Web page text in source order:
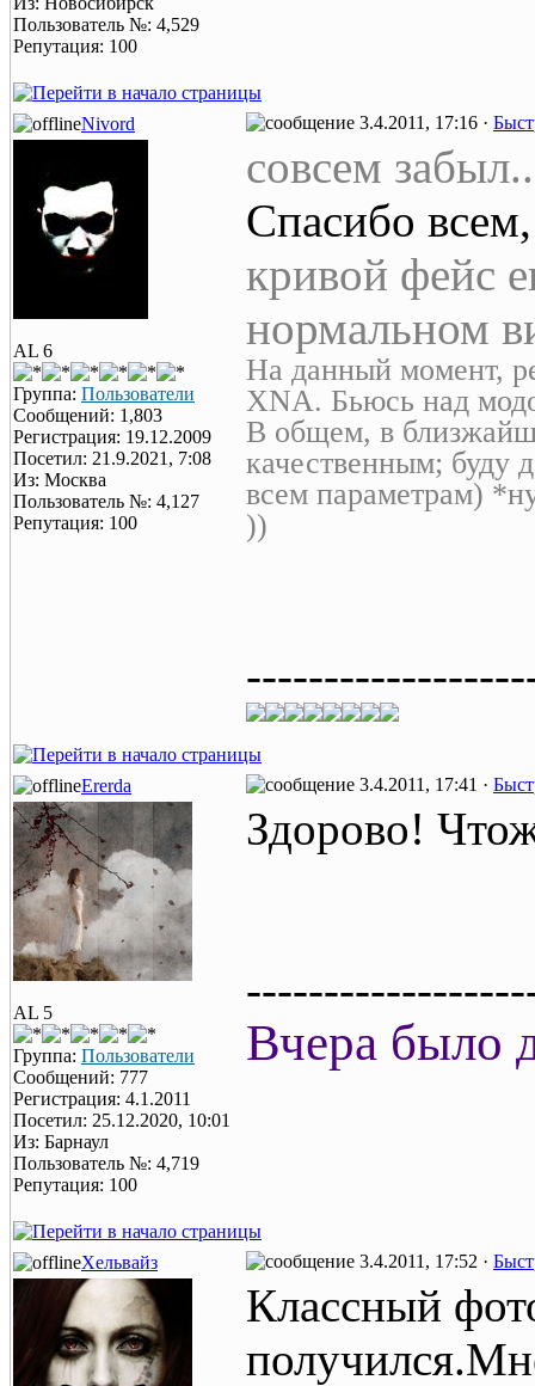
Пользователь №: 4,529
Репутация: 100
Nivord 3.4.2011, 17:16 ·
AL 6
Группа: Пользователи
Сообщений: 1,803
Регистрация: 19.12.2009
Посетил: 21.9.2021, 7:08
Из: Москва
Пользователь №: 4,127
Репутация: 100
совсем
Спасибо
кривой фейс
нормальном
На данный момент,
XNA. Бьюсь над
В общем, в
качественным; буду
всем параметрам)
))
Ererda 3.4.2011, 17:41 ·
AL 5
Группа: Пользователи
Сообщений: 777
Регистрация: 4.1.2011
Посетил: 25.12.2020, 10:01
Из: Барнаул
Пользователь №: 4,719
Репутация: 100
Здорово!
Вчера было
Хельвайз 3.4.2011, 17:52 ·
Классный